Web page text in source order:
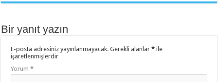
Bir yanıt yazın
E-posta adresiniz yayınlanmayacak. Gerekli alanlar* ile
işaretlenmişlerdir
Yorum*